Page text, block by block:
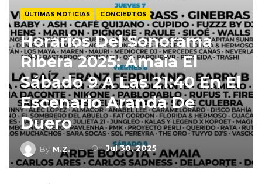
ÚLTIMAS NOTICIAS CONCIERTOS
Horarios Del Sonorama
Ribera 2025: Amaia El
Sábado 9 A Las 21:40 En El
Escenario Aranda De
Duero
By M.Z. OnJul 30, 2025